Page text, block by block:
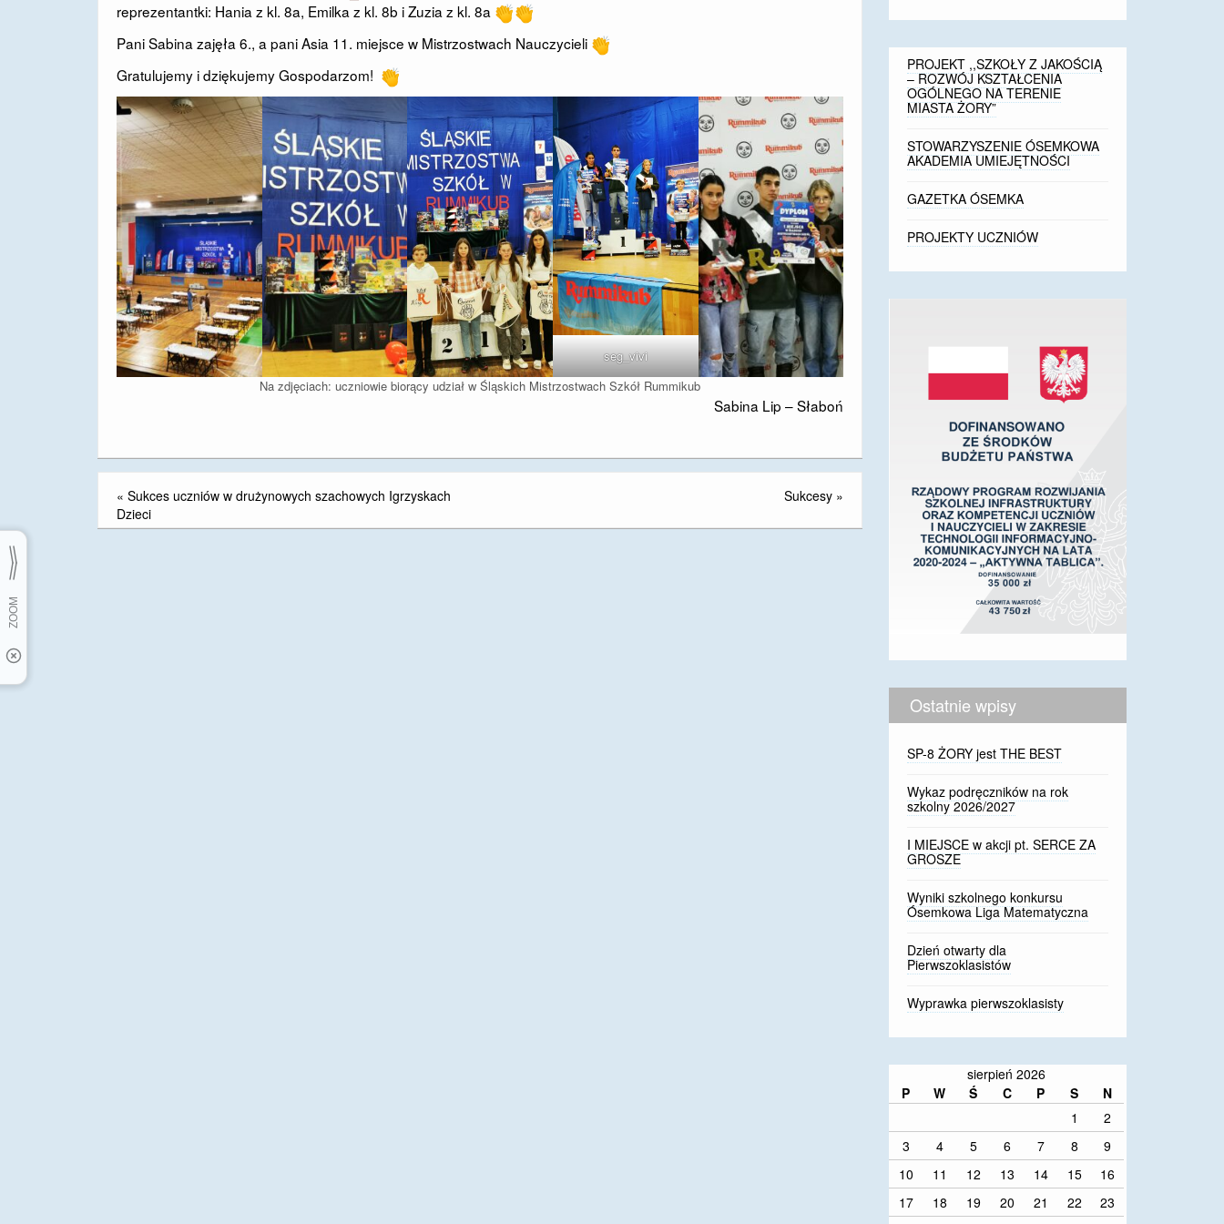
reprezentantki: Hania z kl. 8a, Emilka z kl. 8b i Zuzia z kl. 8a
Pani Sabina zajęła 6., a pani Asia 11. miejsce w Mistrzostwach Nauczycieli
Gratulujemy i dziękujemy Gospodarzom!
seg_vivi
Na zdjęciach: uczniowie biorący udział w Śląskich Mistrzostwach Szkół Rummikub
Sabina Lip – Słaboń
« Sukces uczniów w drużynowych szachowych Igrzyskach
Dzieci
Sukcesy »
PROJEKT ,,SZKOŁY Z JAKOŚCIĄ
– ROZWÓJ KSZTAŁCENIA
OGÓLNEGO NA TERENIE
MIASTA ŻORY”
STOWARZYSZENIE ÓSEMKOWA
AKADEMIA UMIEJĘTNOŚCI
GAZETKA ÓSEMKA
PROJEKTY UCZNIÓW
Ostatnie wpisy
SP-8 ŻORY jest THE BEST
Wykaz podręczników na rok
szkolny 2026/2027
I MIEJSCE w akcji pt. SERCE ZA
GROSZE
Wyniki szkolnego konkursu
Ósemkowa Liga Matematyczna
Dzień otwarty dla
Pierwszoklasistów
Wyprawka pierwszoklasisty
sierpień 2026
P
W Ś C P S
N
1
2
3
4 5 6 7 8
9
10
11 12 13 14 15
16
17
18 19 20 21 22
23